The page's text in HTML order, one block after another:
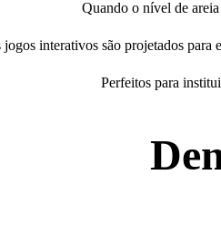
Quando o nível de
jogos interativos são projetados para
Perfeitos para